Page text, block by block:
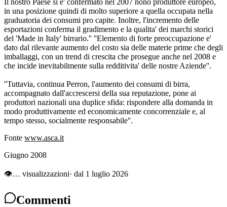
in una posizione quindi di molto superiore a quella occupata nella
graduatoria dei consumi pro capite. Inoltre, l'incremento delle
esportazioni conferma il gradimento e la qualita' dei marchi storici
del 'Made in Italy' birrario.'' ''Elemento di forte preoccupazione e'
dato dal rilevante aumento del costo sia delle materie prime che degli
imballaggi, con un trend di crescita che prosegue anche nel 2008 e
che incide inevitabilmente sulla redditivita' delle nostre Aziende''.
''Tuttavia, continua Perron, l'aumento dei consumi di birra,
accompagnato dall'accrescersi della sua reputazione, pone ai
produttori nazionali una duplice sfida: rispondere alla domanda in
modo produttivamente ed economicamente concorrenziale e, al
tempo stesso, socialmente responsabile''.
Fonte www.asca.it
Giugno 2008
👁… visualizzazioni· dal 1 luglio 2026
Commenti